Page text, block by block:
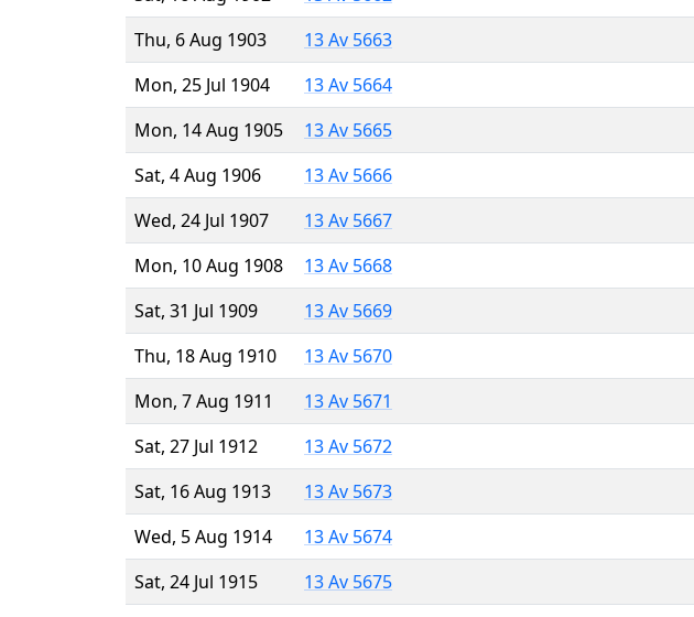
Thu, 6 Aug 1903
13 Av 5663
Mon, 25 Jul 1904
13 Av 5664
Mon, 14 Aug 1905
13 Av 5665
Sat, 4 Aug 1906
13 Av 5666
Wed, 24 Jul 1907
13 Av 5667
Mon, 10 Aug 1908
13 Av 5668
Sat, 31 Jul 1909
13 Av 5669
Thu, 18 Aug 1910
13 Av 5670
Mon, 7 Aug 1911
13 Av 5671
Sat, 27 Jul 1912
13 Av 5672
Sat, 16 Aug 1913
13 Av 5673
Wed, 5 Aug 1914
13 Av 5674
Sat, 24 Jul 1915
13 Av 5675